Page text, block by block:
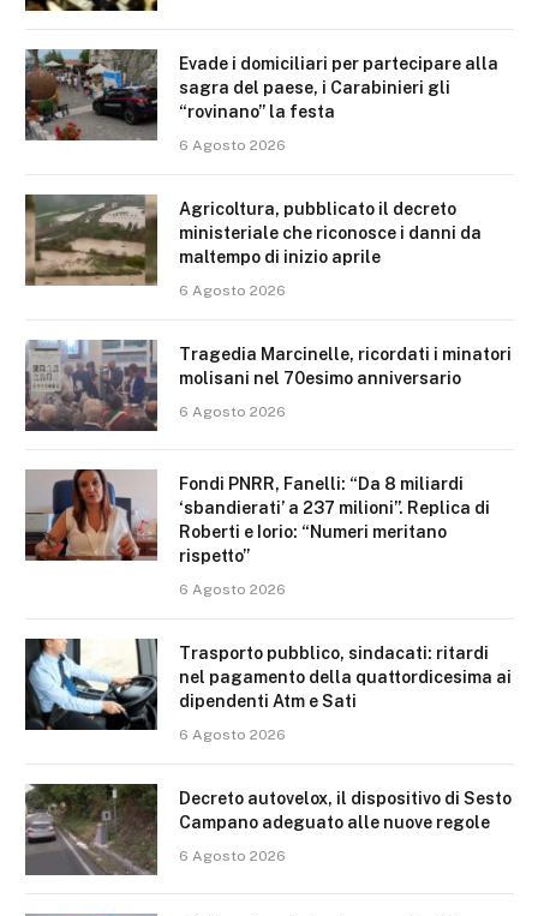
Evade i domiciliari per partecipare alla
sagra del paese, i Carabinieri gli
“rovinano” la festa
6 Agosto 2026
Agricoltura, pubblicato il decreto
ministeriale che riconosce i danni da
maltempo di inizio aprile
6 Agosto 2026
Tragedia Marcinelle, ricordati i minatori
molisani nel 70esimo anniversario
6 Agosto 2026
Fondi PNRR, Fanelli: “Da 8 miliardi
‘sbandierati’ a 237 milioni”. Replica di
Roberti e Iorio: “Numeri meritano
rispetto”
6 Agosto 2026
Trasporto pubblico, sindacati: ritardi
nel pagamento della quattordicesima ai
dipendenti Atm e Sati
6 Agosto 2026
Decreto autovelox, il dispositivo di Sesto
Campano adeguato alle nuove regole
6 Agosto 2026